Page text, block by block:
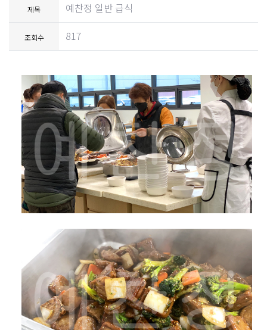
제목 예찬정 일반 급식
조회수 817